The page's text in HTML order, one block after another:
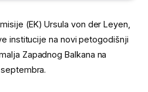
(EK) Ursula von der Leyen,
institucije na novi petogodišnji
Zapadnog Balkana na